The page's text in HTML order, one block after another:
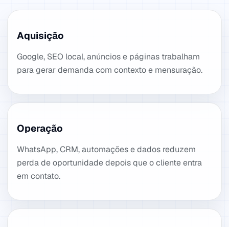
Aquisição
Google, SEO local, anúncios e páginas trabalham
para gerar demanda com contexto e mensuração.
Operação
WhatsApp, CRM, automações e dados reduzem
perda de oportunidade depois que o cliente entra
em contato.